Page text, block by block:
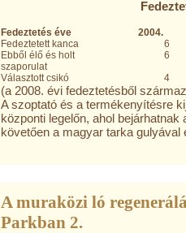
Fedeztetés éve
2004.
Fedeztetett kanca
6
Ebből élő és holt
szaporulat
6
Választott csikó
4
(a 2008. évi fedeztetésből
A szoptató és a termékenyítésre
központi legelőn, ahol
követően a magyar tarka gulyával
A muraközi ló
Parkban 2.